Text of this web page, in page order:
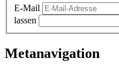
E-Mail
lassen
Metanavigation